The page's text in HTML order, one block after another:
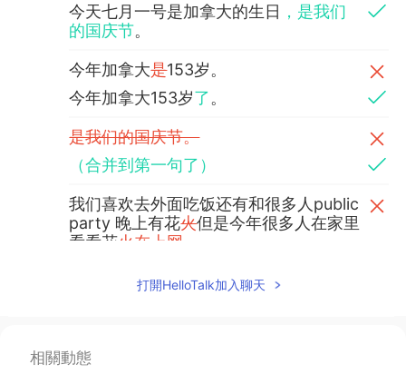
今天七月一号是加拿大的生日 ，是我们
的国庆节。
今年加拿大是153岁。
今年加拿大153岁了。
是我们的国庆节。
（合并到第一句了）
我们喜欢去外面吃饭还有和很多人public
party 晚上有花火但是今年很多人在家里
看看花火在上网
public party。晚上有烟花，但是今年很
longwood
打開HelloTalk加入聊天
相關動態